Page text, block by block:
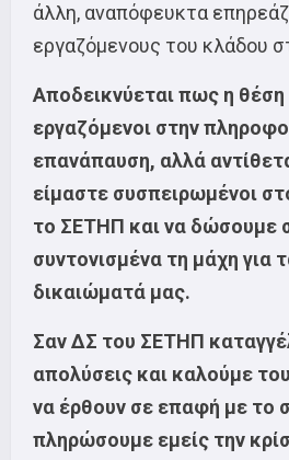
άλλη, αναπόφευκτα
εργαζόμενους του κλάδου
Αποδεικνύεται πως η
εργαζόμενοι στην
επανάπαυση, αλλά
είμαστε συσπειρωμένοι
το ΣΕΤΗΠ και να δώσουμε
συντονισμένα τη μάχη για
δικαιώματά μας.
Σαν ΔΣ του ΣΕΤΗΠ
απολύσεις και καλούμε
να έρθουν σε επαφή με το
πληρώσουμε εμείς την